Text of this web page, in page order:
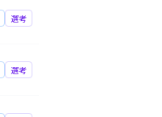
選考
選考